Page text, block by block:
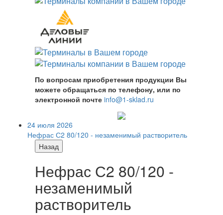
По вопросам приобретения продукции Вы
можете обращаться по телефону, или по
электронной почте info@1-sklad.ru
24 июля 2026
Нефрас С2 80/120 - незаменимый растворитель
Назад
Нефрас С2 80/120 -
незаменимый
растворитель